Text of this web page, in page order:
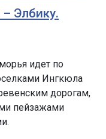
Элбику.
идет по
Ингкюла
дорогам,
пейзажами